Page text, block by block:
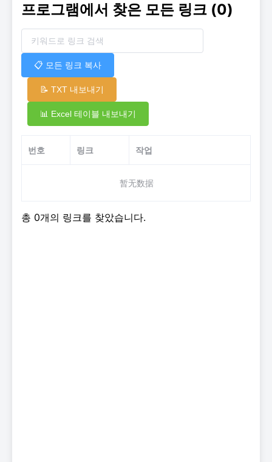
프로그램에서 찾은 모든 링크 (0)
📋 모든 링크 복사
📝 TXT 내보내기
📊 Excel 테이블 내보내기
번호 링크 작업
暂无数据
총 0개의 링크를 찾았습니다.